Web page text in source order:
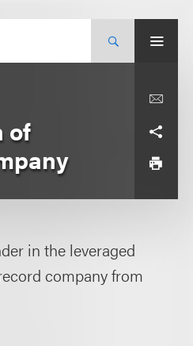
of
in the leveraged
company from